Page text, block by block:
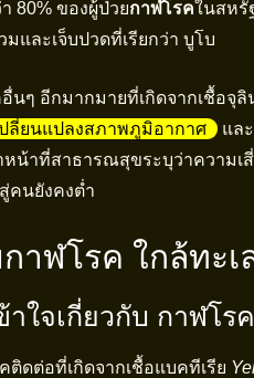
80% ของผู้ป่วยกาฬโรคในสหรั
และเจ็บปวดที่เรียกว่า บูโบ
อื่นๆ อีกมากมายที่เกิดจากเชื้อจุลิ
ปลี่ยนแปลงสภาพภูมิอากาศ
แล
หน้าที่สาธารณสุขระบุว่าความ
คนยังคงต่ำ
าฬโรค ใกล้ทะเ
ใจเกี่ยวกับ กาฬโรค
ติดต่อที่เกิดจากเชื้อแบคทีเรีย